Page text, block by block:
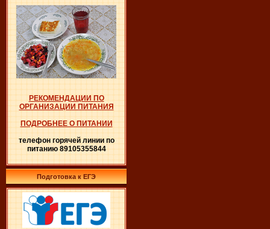
РЕКОМЕНДАЦИИ ПО
ОРГАНИЗАЦИИ ПИТАНИЯ
ПОДРОБНЕЕ О ПИТАНИИ
телефон горячей линии по
питанию 89105355844
Подготовка к ЕГЭ